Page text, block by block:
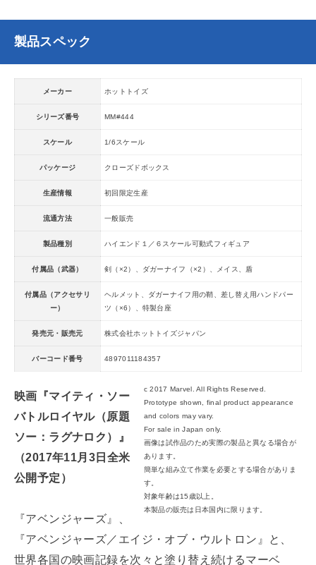
製品スペック
メーカー ホットトイズ
シリーズ番号 MM#444
スケール 1/6スケール
パッケージ クローズドボックス
生産情報 初回限定生産
流通方法 一般販売
製品種別 ハイエンド１／６スケール可動式フィギュア
付属品（武器） 剣（×2）、ダガーナイフ（×2）、メイス、盾
付属品（アクセサリ
ー）
ヘルメット、ダガーナイフ用の鞘、差し替え用ハンドパー
ツ（×6）、特製台座
発売元・販売元 株式会社ホットトイズジャパン
バーコード番号 4897011184357
c 2017 Marvel. All Rights Reserved.
Prototype shown, final product appearance
and colors may vary.
For sale in Japan only.
画像は試作品のため実際の製品と異なる場合が
あります。
簡単な組み立て作業を必要とする場合がありま
す。
対象年齢は15歳以上。
本製品の販売は日本国内に限ります。
映画『マイティ・ソー
バトルロイヤル（原題
ソー：ラグナロク）』
（2017年11月3日全米
公開予定）
『アベンジャーズ』、
『アベンジャーズ／エイジ・オブ・ウルトロン』と、
世界各国の映画記録を次々と塗り替え続けるマーベ